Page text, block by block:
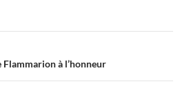
à l’honneur